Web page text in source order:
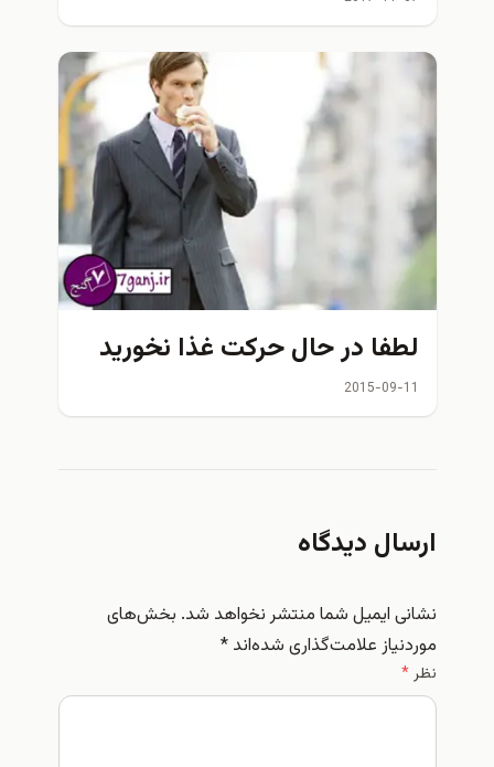
لطفا در حال حركت غذا نخوريد
2015-09-11
ارسال دیدگاه
نشانی ایمیل شما منتشر نخواهد شد. بخش‌های
موردنیاز علامت‌گذاری شده‌اند*
نظر*